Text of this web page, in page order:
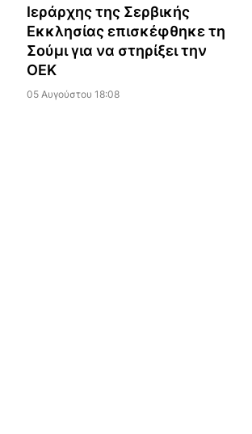
Ιεράρχης της Σερβικής
Εκκλησίας επισκέφθηκε τη
Σούμι για να στηρίξει την
ΟΕΚ
05 Αυγούστου 18:08